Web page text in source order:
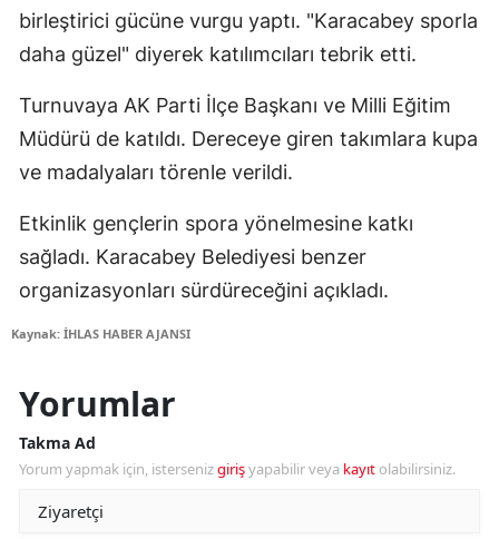
birleştirici gücüne vurgu yaptı. "Karacabey sporla
daha güzel" diyerek katılımcıları tebrik etti.
Turnuvaya AK Parti İlçe Başkanı ve Milli Eğitim
Müdürü de katıldı. Dereceye giren takımlara kupa
ve madalyaları törenle verildi.
Etkinlik gençlerin spora yönelmesine katkı
sağladı. Karacabey Belediyesi benzer
organizasyonları sürdüreceğini açıkladı.
Kaynak: İHLAS HABER AJANSI
Yorumlar
Takma Ad
Yorum yapmak için, istersenizgirişyapabilir veya kayıt olabilirsiniz.